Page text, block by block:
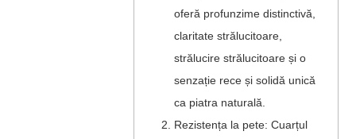
oferă profunzime distinctivă,
claritate strălucitoare,
strălucire strălucitoare și o
senzație rece și solidă unică
ca piatra naturală.
Rezistența la pete: Cuarțul